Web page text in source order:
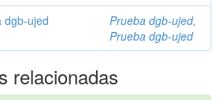
dgb-ujed
Prueba dgb-ujed,
Prueba dgb-ujed
relacionadas